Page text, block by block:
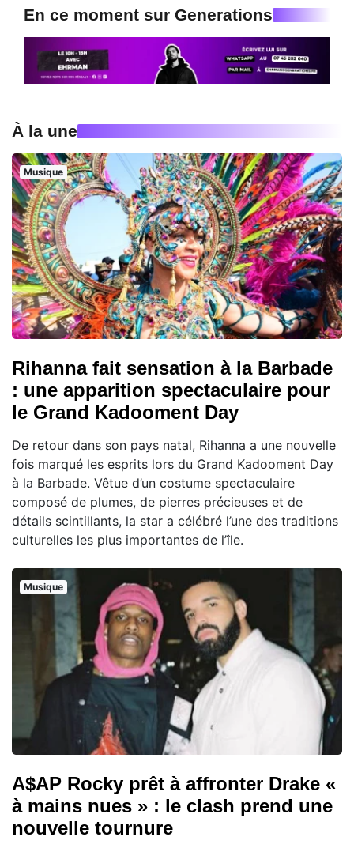
En ce moment sur Generations
À la une
Musique
Rihanna fait sensation à la Barbade
: une apparition spectaculaire pour
le Grand Kadooment Day
De retour dans son pays natal, Rihanna a une nouvelle
fois marqué les esprits lors du Grand Kadooment Day
à la Barbade. Vêtue d’un costume spectaculaire
composé de plumes, de pierres précieuses et de
détails scintillants, la star a célébré l’une des traditions
culturelles les plus importantes de l’île.
Musique
A$AP Rocky prêt à affronter Drake «
à mains nues » : le clash prend une
nouvelle tournure